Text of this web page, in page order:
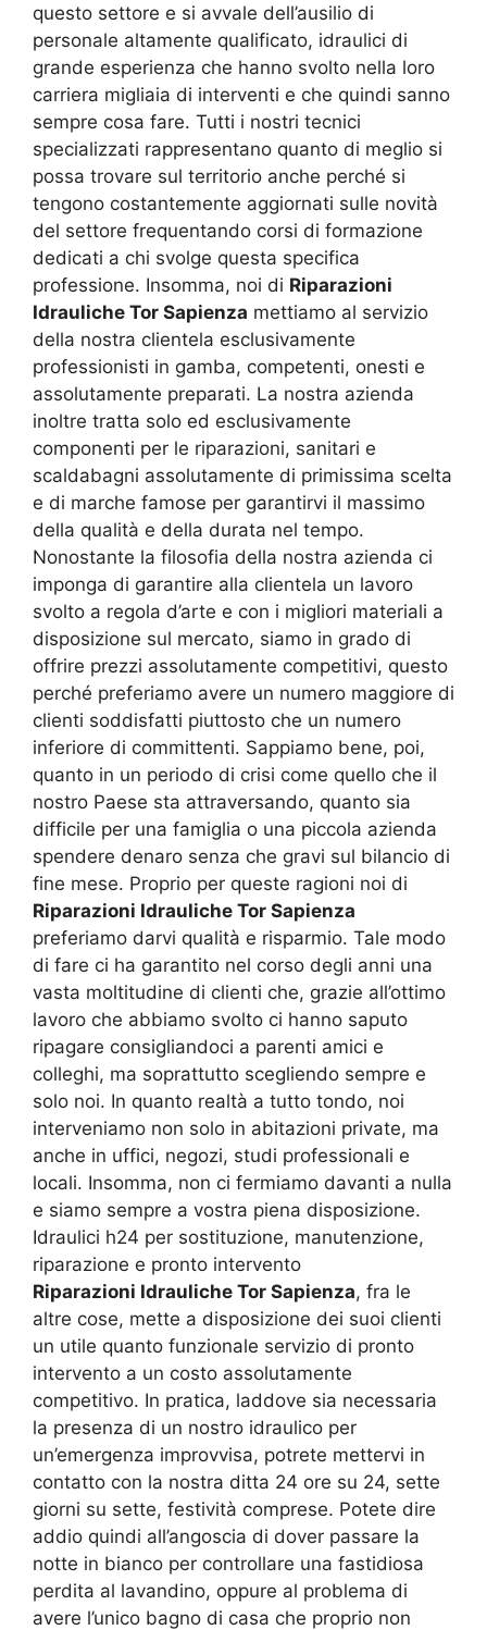
questo settore e si avvale dell’ausilio di
personale altamente qualificato, idraulici di
grande esperienza che hanno svolto nella loro
carriera migliaia di interventi e che quindi sanno
sempre cosa fare. Tutti i nostri tecnici
specializzati rappresentano quanto di meglio si
possa trovare sul territorio anche perché si
tengono costantemente aggiornati sulle novità
del settore frequentando corsi di formazione
dedicati a chi svolge questa specifica
professione. Insomma, noi di Riparazioni
Idrauliche Tor Sapienza mettiamo al servizio
della nostra clientela esclusivamente
professionisti in gamba, competenti, onesti e
assolutamente preparati. La nostra azienda
inoltre tratta solo ed esclusivamente
componenti per le riparazioni, sanitari e
scaldabagni assolutamente di primissima scelta
e di marche famose per garantirvi il massimo
della qualità e della durata nel tempo.
Nonostante la filosofia della nostra azienda ci
imponga di garantire alla clientela un lavoro
svolto a regola d’arte e con i migliori materiali a
disposizione sul mercato, siamo in grado di
offrire prezzi assolutamente competitivi, questo
perché preferiamo avere un numero maggiore di
clienti soddisfatti piuttosto che un numero
inferiore di committenti. Sappiamo bene, poi,
quanto in un periodo di crisi come quello che il
nostro Paese sta attraversando, quanto sia
difficile per una famiglia o una piccola azienda
spendere denaro senza che gravi sul bilancio di
fine mese. Proprio per queste ragioni noi di
Riparazioni Idrauliche Tor Sapienza
preferiamo darvi qualità e risparmio. Tale modo
di fare ci ha garantito nel corso degli anni una
vasta moltitudine di clienti che, grazie all’ottimo
lavoro che abbiamo svolto ci hanno saputo
ripagare consigliandoci a parenti amici e
colleghi, ma soprattutto scegliendo sempre e
solo noi. In quanto realtà a tutto tondo, noi
interveniamo non solo in abitazioni private, ma
anche in uffici, negozi, studi professionali e
locali. Insomma, non ci fermiamo davanti a nulla
e siamo sempre a vostra piena disposizione.
Idraulici h24 per sostituzione, manutenzione,
riparazione e pronto intervento
Riparazioni Idrauliche Tor Sapienza, fra le
altre cose, mette a disposizione dei suoi clienti
un utile quanto funzionale servizio di pronto
intervento a un costo assolutamente
competitivo. In pratica, laddove sia necessaria
la presenza di un nostro idraulico per
un’emergenza improvvisa, potrete mettervi in
contatto con la nostra ditta 24 ore su 24, sette
giorni su sette, festività comprese. Potete dire
addio quindi all’angoscia di dover passare la
notte in bianco per controllare una fastidiosa
perdita al lavandino, oppure al problema di
avere l’unico bagno di casa che proprio non